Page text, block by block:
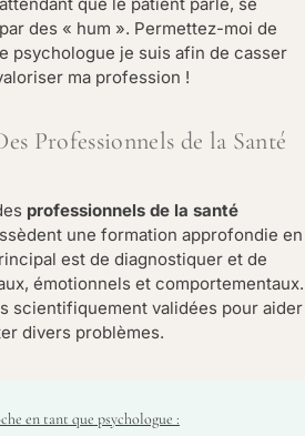
que le patient parle, se
des « hum ». Permettez-moi de
psychologue je suis afin de casser
ma profession !
Professionnels de la Santé
professionnels de la santé
une formation approfondie en
est de diagnostiquer et de
émotionnels et comportementaux.
scientifiquement validées pour aider
divers problèmes.
en tant que psychologue :